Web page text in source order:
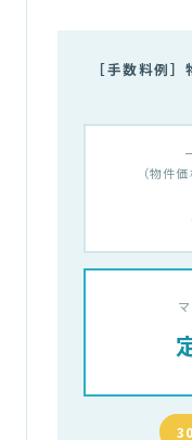
［手数料例
（物件